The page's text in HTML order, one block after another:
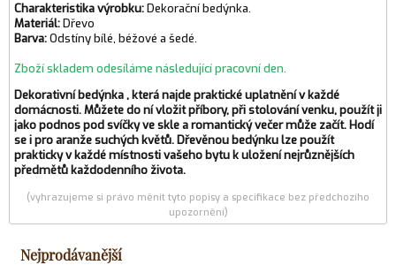
Charakteristika výrobku:Dekorační bedýnka.
Materiál:Dřevo
Barva:Odstíny bílé, béžové a šedé.
Zboží skladem odesíláme následující pracovní den.
Dekorativní bedýnka , která najde praktické uplatnění v každé
domácnosti. Můžete do ní vložit příbory, při stolování venku, použít ji
jako podnos pod svíčky ve skle a romantický večer může začít. Hodí
se i pro aranže suchých květů. Dřevěnou bedýnku lze použít
prakticky v každé místnosti vašeho bytu k uložení nejrůznějších
předmětů každodenního života.
(vyhrazujeme si právo měnit tyto popisy a specifikace bez předchozího
upozornění)
Nejprodávanější